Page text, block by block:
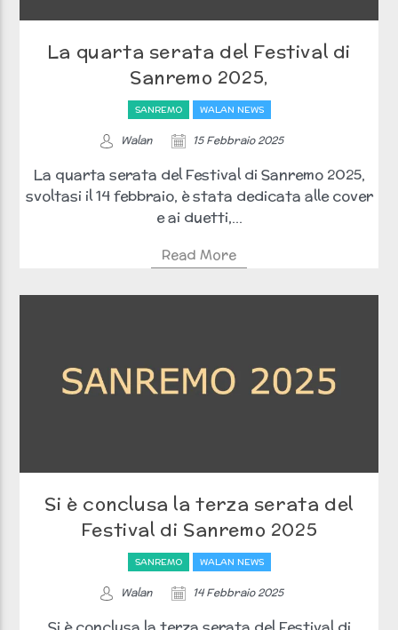
La quarta serata del Festival di
Sanremo 2025,
SANREMO WALAN NEWS
Walan 15 Febbraio 2025
La quarta serata del Festival di Sanremo 2025,
svoltasi il 14 febbraio, è stata dedicata alle cover
e ai duetti,...
Read More
Si è conclusa la terza serata del
Festival di Sanremo 2025
SANREMO WALAN NEWS
Walan 14 Febbraio 2025